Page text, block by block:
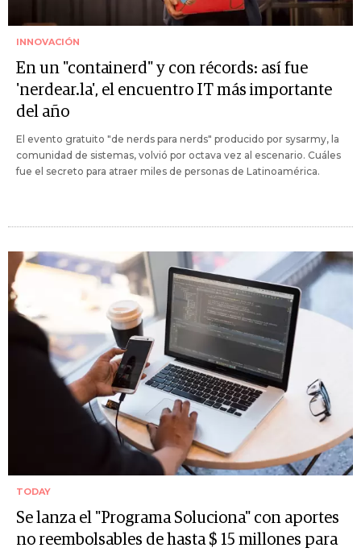
INNOVACIÓN
En un "containerd" y con récords: así fue
'nerdear.la', el encuentro IT más importante
del año
El evento gratuito "de nerds para nerds" producido por sysarmy, la
comunidad de sistemas, volvió por octava vez al escenario. Cuáles
fue el secreto para atraer miles de personas de Latinoamérica.
TODAY
Se lanza el "Programa Soluciona" con aportes
no reembolsables de hasta $ 15 millones para